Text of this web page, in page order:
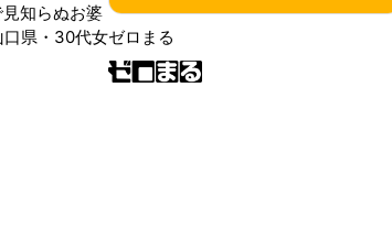
知らぬお婆
口県・30代女ゼロまる